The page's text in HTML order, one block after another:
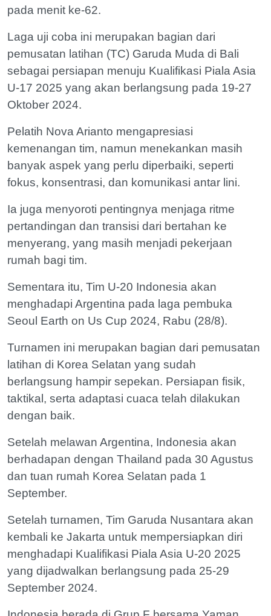
pada menit ke-62.
Laga uji coba ini merupakan bagian dari
pemusatan latihan (TC) Garuda Muda di Bali
sebagai persiapan menuju Kualifikasi Piala Asia
U-17 2025 yang akan berlangsung pada 19-27
Oktober 2024.
Pelatih Nova Arianto mengapresiasi
kemenangan tim, namun menekankan masih
banyak aspek yang perlu diperbaiki, seperti
fokus, konsentrasi, dan komunikasi antar lini.
Ia juga menyoroti pentingnya menjaga ritme
pertandingan dan transisi dari bertahan ke
menyerang, yang masih menjadi pekerjaan
rumah bagi tim.
Sementara itu, Tim U-20 Indonesia akan
menghadapi Argentina pada laga pembuka
Seoul Earth on Us Cup 2024, Rabu (28/8).
Turnamen ini merupakan bagian dari pemusatan
latihan di Korea Selatan yang sudah
berlangsung hampir sepekan. Persiapan fisik,
taktikal, serta adaptasi cuaca telah dilakukan
dengan baik.
Setelah melawan Argentina, Indonesia akan
berhadapan dengan Thailand pada 30 Agustus
dan tuan rumah Korea Selatan pada 1
September.
Setelah turnamen, Tim Garuda Nusantara akan
kembali ke Jakarta untuk mempersiapkan diri
menghadapi Kualifikasi Piala Asia U-20 2025
yang dijadwalkan berlangsung pada 25-29
September 2024.